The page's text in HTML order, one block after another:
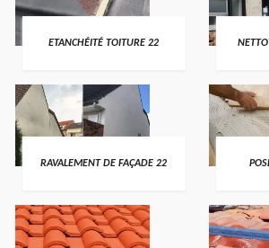
ETANCHÉITÉ TOITURE 22
RAVALEMENT DE FAÇADE 22